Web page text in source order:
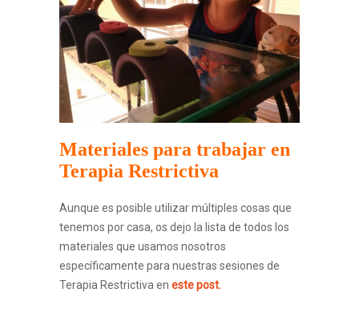
Materiales para trabajar en
Terapia Restrictiva
Aunque es posible utilizar múltiples cosas que
tenemos por casa, os dejo la lista de todos los
materiales que usamos nosotros
específicamente para nuestras sesiones de
Terapia Restrictiva en este post.